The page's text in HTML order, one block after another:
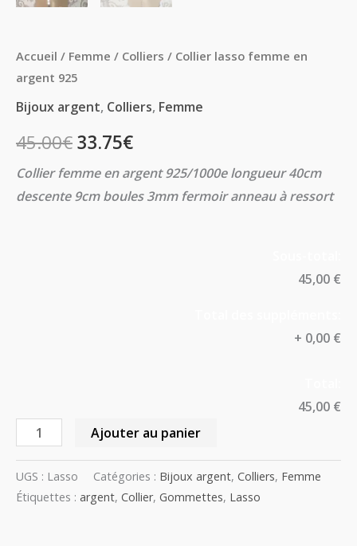
Accueil / Femme / Colliers / Collier lasso femme en
argent 925
Bijoux argent, Colliers, Femme
45.00€33.75€
Collier femme en argent 925/1000e longueur 40cm
descente 9cm boules 3mm fermoir anneau à ressort
45,00 €
+ 0,00 €
45,00 €
Ajouter au panier
UGS : Lasso Catégories : Bijoux argent, Colliers, Femme
Étiquettes : argent, Collier, Gommettes, Lasso